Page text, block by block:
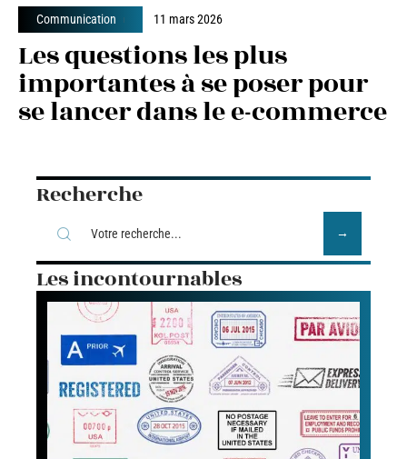
Communication 11 mars 2026
Les questions les plus
importantes à se poser pour
se lancer dans le e-commerce
Recherche
Les incontournables